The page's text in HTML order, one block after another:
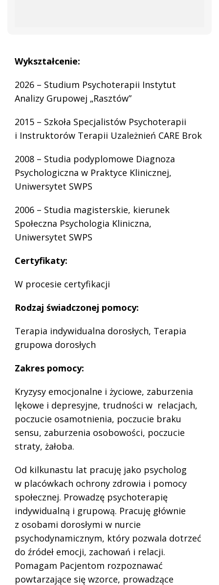
Wykształcenie:
2026 – Studium Psychoterapii Instytut
Analizy Grupowej „Rasztów”
2015 – Szkoła Specjalistów Psychoterapii
i Instruktorów Terapii Uzależnień CARE Brok
2008 – Studia podyplomowe Diagnoza
Psychologiczna w Praktyce Klinicznej,
Uniwersytet SWPS
2006 – Studia magisterskie, kierunek
Społeczna Psychologia Kliniczna,
Uniwersytet SWPS
Certyfikaty:
W procesie certyfikacji
Rodzaj świadczonej pomocy:
Terapia indywidualna dorosłych, Terapia
grupowa dorosłych
Zakres pomocy:
Kryzysy emocjonalne i życiowe, zaburzenia
lękowe i depresyjne, trudności w relacjach,
poczucie osamotnienia, poczucie braku
sensu, zaburzenia osobowości, poczucie
straty, żałoba.
Od kilkunastu lat pracuję jako psycholog
w placówkach ochrony zdrowia i pomocy
społecznej. Prowadzę psychoterapię
indywidualną i grupową. Pracuję głównie
z osobami dorosłymi w nurcie
psychodynamicznym, który pozwala dotrzeć
do źródeł emocji, zachowań i relacji.
Pomagam Pacjentom rozpoznawać
powtarzające się wzorce, prowadzące